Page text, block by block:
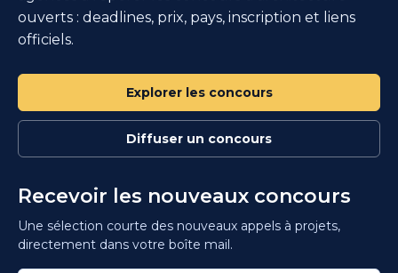
ouverts : deadlines, prix, pays, inscription et liens
officiels.
Explorer les concours
Diffuser un concours
Recevoir les nouveaux concours
Une sélection courte des nouveaux appels à projets,
directement dans votre boîte mail.